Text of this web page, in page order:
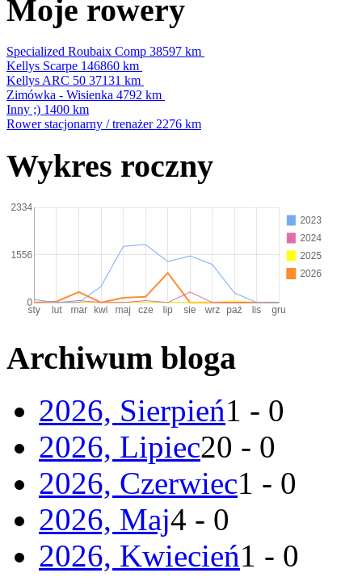
Moje rowery
Specialized Roubaix Comp 38597 km
Kellys Scarpe 146860 km
Kellys ARC 50 37131 km
Zimówka - Wisienka 4792 km
Inny ;) 1400 km
Rower stacjonarny / trenażer 2276 km
Wykres roczny
Archiwum bloga
2026, Sierpień1 - 0
2026, Lipiec20 - 0
2026, Czerwiec1 - 0
2026, Maj4 - 0
2026, Kwiecień1 - 0